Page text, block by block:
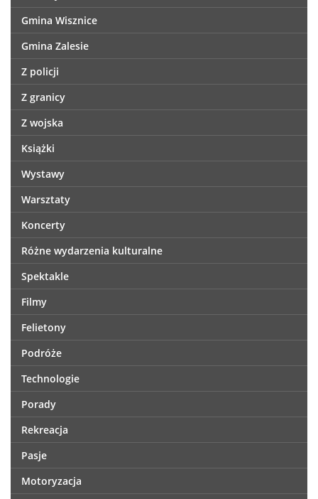
Gmina Wisznice
Gmina Zalesie
Z policji
Z granicy
Z wojska
Książki
Wystawy
Warsztaty
Koncerty
Różne wydarzenia kulturalne
Spektakle
Filmy
Felietony
Podróże
Technologie
Porady
Rekreacja
Pasje
Motoryzacja